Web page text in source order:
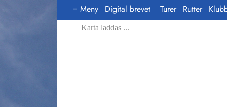
≡ Meny Digital brevet Turer Rutter
Karta laddas ...